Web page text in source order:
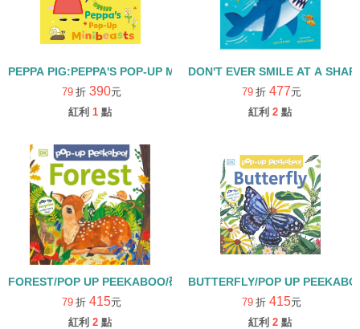
PEPPA PIG:PEPPA'S POP-UP MINIBEASTS/硬頁立體操作書
79 折 390元
紅利 1 點
DON'T EVER SMILE AT A
79 折 477元
紅利 2 點
FOREST/POP UP PEEKABOO/硬頁立體書
79 折 415元
紅利 2 點
BUTTERFLY/POP UP
79 折 415元
紅利 2 點